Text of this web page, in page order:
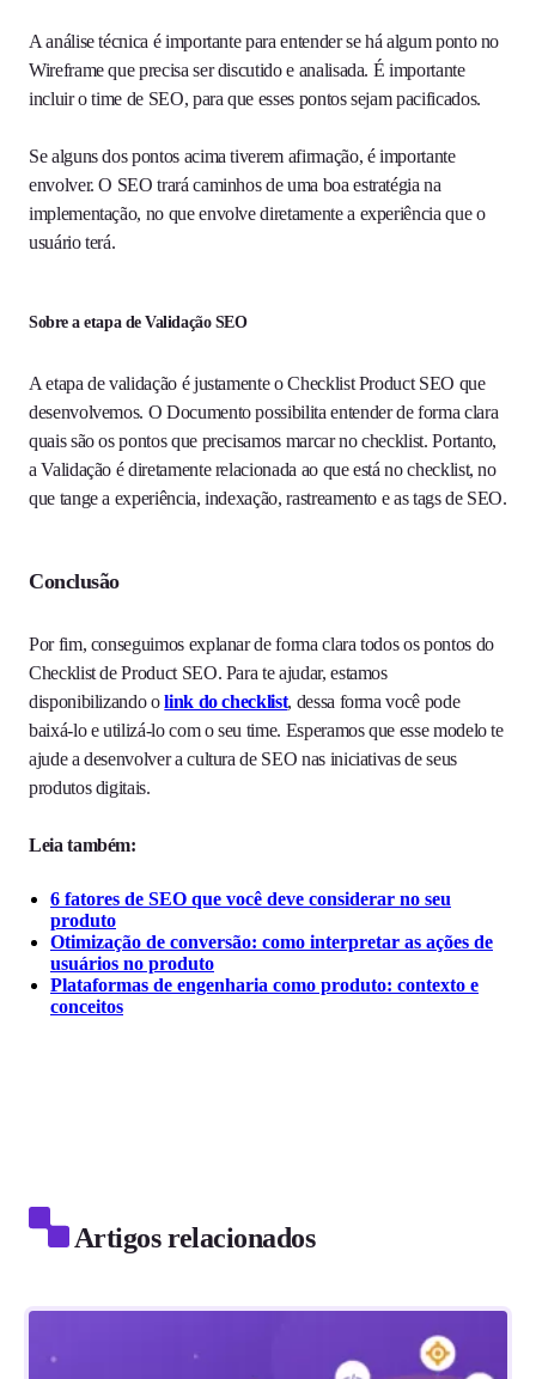
A análise técnica é importante para entender se há algum ponto no
Wireframe que precisa ser discutido e analisada. É importante
incluir o time de SEO, para que esses pontos sejam pacificados.
Se alguns dos pontos acima tiverem afirmação, é importante
envolver. O SEO trará caminhos de uma boa estratégia na
implementação, no que envolve diretamente a experiência que o
usuário terá.
Sobre a etapa de Validação SEO
A etapa de validação é justamente o Checklist Product SEO que
desenvolvemos. O Documento possibilita entender de forma clara
quais são os pontos que precisamos marcar no checklist. Portanto,
a Validação é diretamente relacionada ao que está no checklist, no
que tange a experiência, indexação, rastreamento e as tags de SEO.
Conclusão
Por fim, conseguimos explanar de forma clara todos os pontos do
Checklist de Product SEO. Para te ajudar, estamos
disponibilizando olink do checklist, dessa forma você pode
baixá-lo e utilizá-lo com o seu time. Esperamos que esse modelo te
ajude a desenvolver a cultura de SEO nas iniciativas de seus
produtos digitais.
Leia também:
6 fatores de SEO que você deve considerar no seu
produto
Otimização de conversão: como interpretar as ações de
usuários no produto
Plataformas de engenharia como produto: contexto e
conceitos
Artigos relacionados